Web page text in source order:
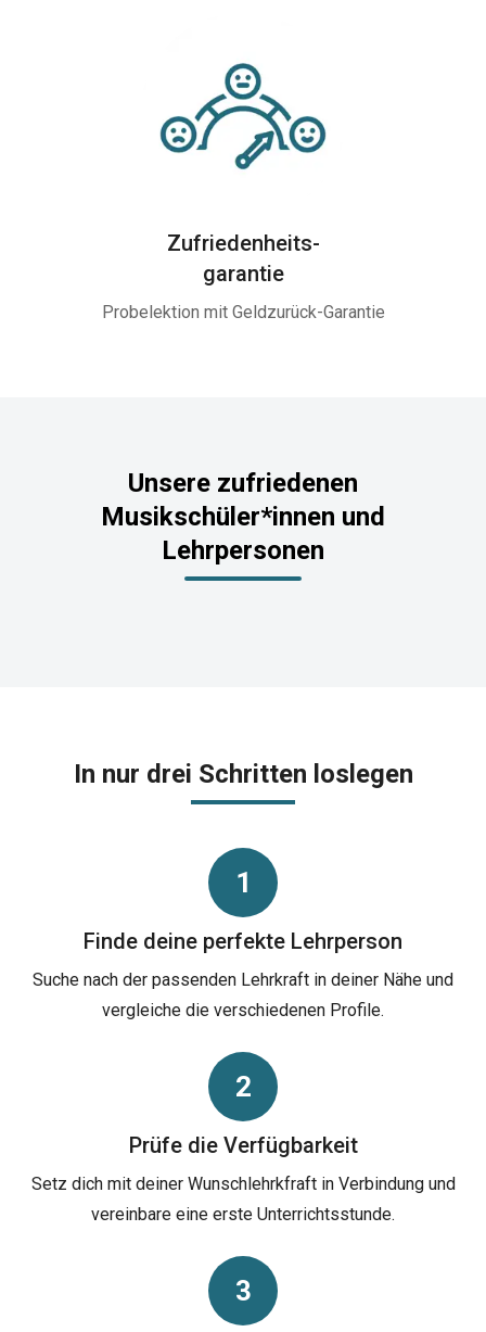
Zufriedenheits-
garantie
Probelektion mit Geldzurück-Garantie
Unsere zufriedenen
Musikschüler*innen und
Lehrpersonen
In nur drei Schritten loslegen
1
Finde deine perfekte Lehrperson
Suche nach der passenden Lehrkraft in deiner Nähe und
vergleiche die verschiedenen Profile.
2
Prüfe die Verfügbarkeit
Setz dich mit deiner Wunschlehrkfraft in Verbindung und
vereinbare eine erste Unterrichtsstunde.
3